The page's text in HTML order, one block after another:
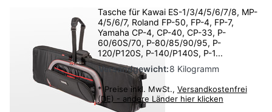
Tasche für Kawai ES-1/3/4/5/6/7/8, MP-
4/5/6/7, Roland FP-50, FP-4, FP-7,
Yamaha CP-4, CP-40, CP-33, P-
60/60S/70, P-80/85/90/95, P-
120/P120S, P-140/P140S, P-1...
Versandgewicht:8 Kilogramm
* Preise inkl. MwSt., Versandkostenfrei
(DE) - andere Länder hier klicken